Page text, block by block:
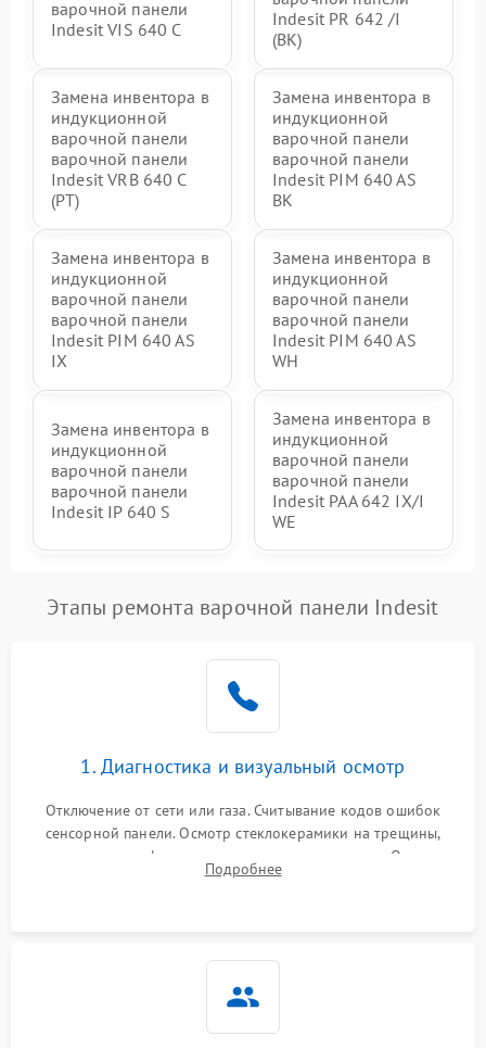
варочной панели
Indesit VIS 640 C
Indesit PR 642 /I
(BK)
Замена инвентора в
индукционной
варочной панели
варочной панели
Indesit VRB 640 C
(PT)
Замена инвентора в
индукционной
варочной панели
варочной панели
Indesit PIM 640 AS
BK
Замена инвентора в
индукционной
варочной панели
варочной панели
Indesit PIM 640 AS
IX
Замена инвентора в
индукционной
варочной панели
варочной панели
Indesit PIM 640 AS
WH
Замена инвентора в
индукционной
варочной панели
варочной панели
Indesit IP 640 S
Замена инвентора в
индукционной
варочной панели
варочной панели
Indesit PAA 642 IX/I
WE
Этапы ремонта варочной панели Indesit
1. Диагностика и визуальный осмотр
Отключение от сети или газа. Считывание кодов ошибок
сенсорной панели. Осмотр стеклокерамики на трещины,
проверка конфорок на равномерность нагрева. Опрос
клиента о симптомах (не включается, не видит посуду,
Подробнее